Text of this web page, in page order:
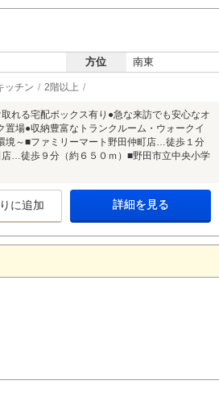
方位 南東
ッチン 2階以上
れる宅配ボックス有り●急な来訪でも安心なオ
場●収納豊富なトランクルーム・ウォークイ
境～■ファミリーマート野田仲町店…徒歩１分
…徒歩９分（約６５０ｍ）■野田市立中央小学
に追加 詳細を見る